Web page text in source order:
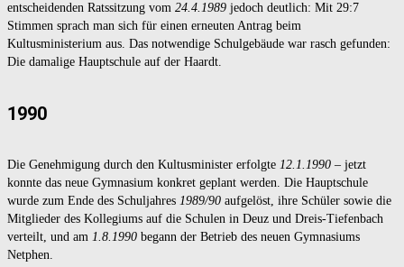
entscheidenden Ratssitzung vom 24.4.1989 jedoch deutlich: Mit 29:7
Stimmen sprach man sich für einen erneuten Antrag beim
Kultusministerium aus. Das notwendige Schulgebäude war rasch gefunden:
Die damalige Hauptschule auf der Haardt.
1990
Die Genehmigung durch den Kultusminister erfolgte 12.1.1990 – jetzt
konnte das neue Gymnasium konkret geplant werden. Die Hauptschule
wurde zum Ende des Schuljahres 1989/90 aufgelöst, ihre Schüler sowie die
Mitglieder des Kollegiums auf die Schulen in Deuz und Dreis-Tiefenbach
verteilt, und am 1.8.1990 begann der Betrieb des neuen Gymnasiums
Netphen.